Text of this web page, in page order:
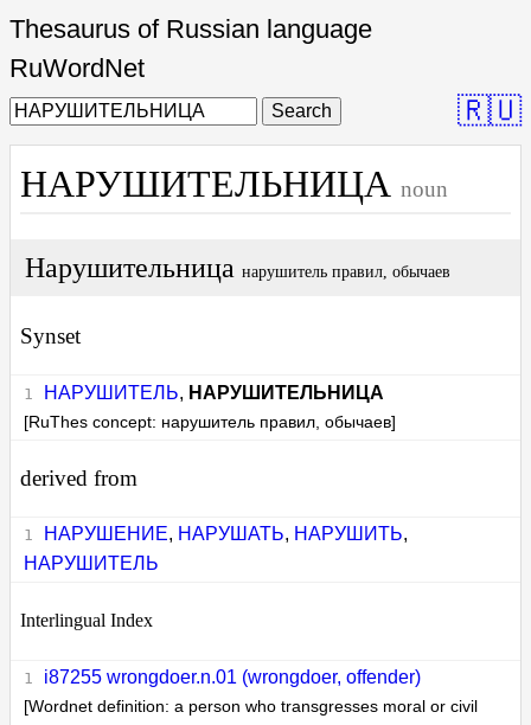
Thesaurus of Russian language
RuWordNet
Search 🇷🇺
НАРУШИТЕЛЬНИЦА noun
Нарушительница нарушитель правил, обычаев
Synset
НАРУШИТЕЛЬ, НАРУШИТЕЛЬНИЦА
[RuThes concept: нарушитель правил, обычаев]
derived from
НАРУШЕНИЕ, НАРУШАТЬ, НАРУШИТЬ,
НАРУШИТЕЛЬ
Interlingual Index
i87255 wrongdoer.n.01 (wrongdoer, offender)
[Wordnet definition: a person who transgresses moral or civil